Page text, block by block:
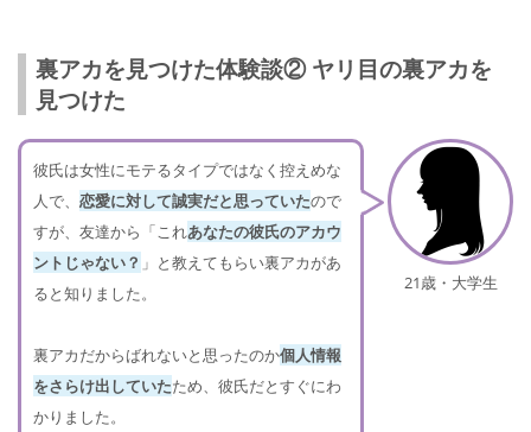
裏アカを見つけた体験談② ヤリ目の裏アカを
見つけた
21歳・大学生
彼氏は女性にモテるタイプではなく控えめな
人で、 恋愛に対して誠実だと思っていたので
すが、友達から「これあなたの彼氏のアカウ
ントじゃない？ 」と教えてもらい裏アカがあ
ると知りました。
裏アカだからばれないと思ったのか個人情報
をさらけ出していたため、彼氏だとすぐにわ
かりました。